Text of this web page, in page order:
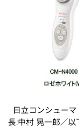
日立コンシュー
長:中村 晃一郎／